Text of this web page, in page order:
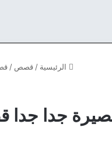
الرئيسية / قصص /
جدا جدا